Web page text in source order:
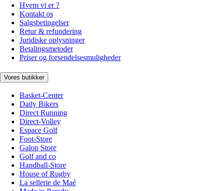
Hvem vi er ?
Kontakt os
Salgsbetingelser
Retur & refundering
Juridiske oplysninger
Betalingsmetoder
Priser og forsendelsesmuligheder
Vores butikker
Basket-Center
Daily Bikers
Direct Running
Direct-Volley
Espace Golf
Foot-Store
Galop Store
Golf and co
Handball-Store
House of Rugby
La sellerie de Maé